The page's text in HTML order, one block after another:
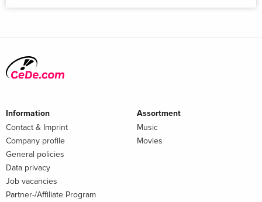
Information
Contact & Imprint
Company profile
General policies
Data privacy
Job vacancies
Partner-/Affiliate Program
Assortment
Music
Movies